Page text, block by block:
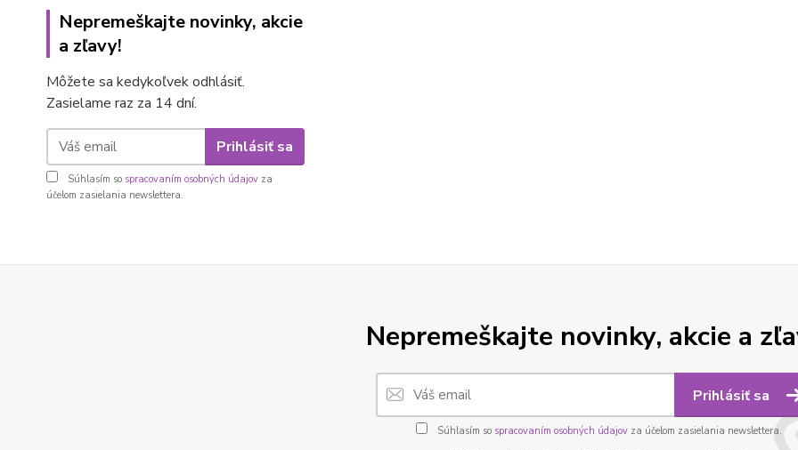
Nepremeškajte novinky, akcie
a zľavy!
Môžete sa kedykoľvek odhlásiť.
Zasielame raz za 14 dní.
Prihlásiť sa
Súhlasím so spracovaním osobných údajov za
účelom zasielania newslettera.
Nepremeškajte novinky, akcie a
Prihlásiť sa
Súhlasím so spracovaním osobných údajovza účelom zasielania newslettera.